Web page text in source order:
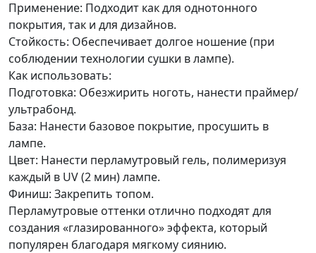
Применение: Подходит как для однотонного
покрытия, так и для дизайнов.
Стойкость: Обеспечивает долгое ношение (при
соблюдении технологии сушки в лампе).
Как использовать:
Подготовка: Обезжирить ноготь, нанести праймер/
ультрабонд.
База: Нанести базовое покрытие, просушить в
лампе.
Цвет: Нанести перламутровый гель, полимеризуя
каждый в UV (2 мин) лампе.
Финиш: Закрепить топом.
Перламутровые оттенки отлично подходят для
создания «глазированного» эффекта, который
популярен благодаря мягкому сиянию.